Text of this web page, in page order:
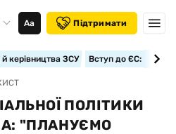
Аа Підтримати
керівництва ЗСУ Вступ до ЄС:
ПОЛІТИКИ
"ПЛАНУЄМО